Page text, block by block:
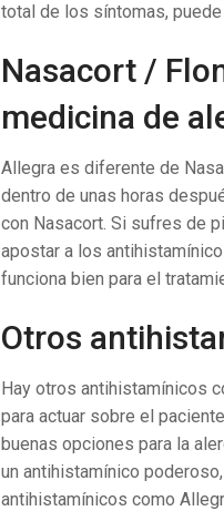
total de los síntomas,
Nasacort /
medicina de
Allegra es diferente de
dentro de unas horas
con Nasacort. Si sufres de
apostar a los
funciona bien para el
Otros
Hay otros antihistamínicos
para actuar sobre el
buenas opciones para la
un antihistamínico
antihistamínicos como